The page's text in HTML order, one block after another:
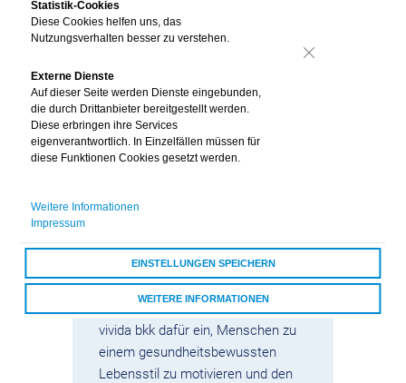
Statistik-Cookies
Diese Cookies helfen uns, das
Nutzungsverhalten besser zu verstehen.
Externe Dienste
Auf dieser Seite werden Dienste eingebunden,
die durch Drittanbieter bereitgestellt werden.
Diese erbringen ihre Services
eigenverantwortlich. In Einzelfällen müssen für
diese Funktionen Cookies gesetzt werden.
Weitere Informationen
Impressum
EINSTELLUNGEN SPEICHERN
WEITERE INFORMATIONEN
ALLE COOKIES AKZEPTIEREN
AlsGesundheitspartner der Black
vivida bkk dafür ein, Menschen zu
einem gesundheitsbewussten
Lebensstil zu motivieren und den